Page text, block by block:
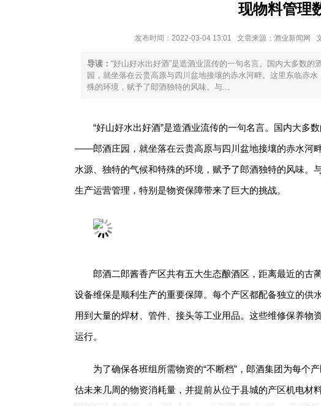
现物料管理
发布时间：2022-03-04 13:01 文章来源：酒业新闻网
导读： “好山好水出好酒”是造酒业流传的一句名言。国内大多数
园，就坐落在云贵高原与四川盆地接壤的赤水河畔。这里东临赤
殊的环境，赋予了郎酒独特的风味。与...
“好山好水出好酒”是造酒业流传的一句名言。国内大多
——郎酒庄园，就坐落在云贵高原与四川盆地接壤的赤水河
水源、独特的气候和特殊的环境，赋予了郎酒独特的风味。
生产运营管理，特别是物资保障带来了巨大的挑战。
郎酒二郎酱香产区共有五大生态酿酒区，距离最近的古
设备维保是顺利生产的重要保障。每个产区都配备独立的供
用到大量的焊材、管件、接头等工业用品。这些维修保养物
运行。
为了确保各班组所需物资的“不断档”，郎酒集团为每个
估未来几周的物资消耗量，并提前从位于县城的产区机电材